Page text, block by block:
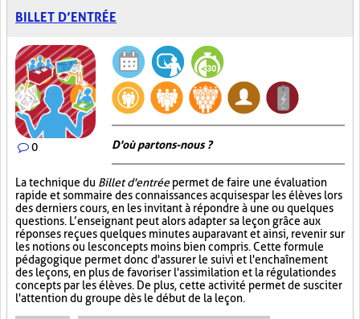
BILLET D’ENTRÉE
0 D'où partons-nous ?
La technique du Billet d'entréepermet de faire une évaluation
rapide et sommaire des connaissances acquises par les élèves lors
des derniers cours, en les invitant à répondre à une ou quelques
questions. L’enseignant peut alors adapter sa leçon grâce aux
réponses reçues quelques minutes auparavant et ainsi, revenir sur
les notions ou les concepts moins bien compris. Cette formule
pédagogique permet donc d'assurer le suivi et l'enchaînement
des leçons, en plus de favoriser l'assimilation et la régulation des
concepts par les élèves. De plus, cette activité permet de susciter
l'attention du groupe dès le début de la leçon.